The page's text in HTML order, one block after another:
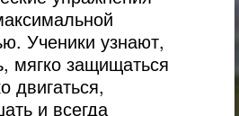
Ученики узнают,
мягко защищаться
двигаться,
и всегда